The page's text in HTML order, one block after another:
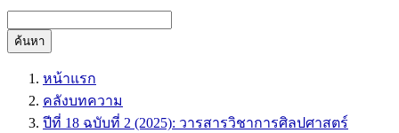
ค้นหา
หน้าแรก
คลังบทความ
ปีที่ 18 ฉบับที่ 2 (2025): วารสารวิชาการศิลปศาสตร์